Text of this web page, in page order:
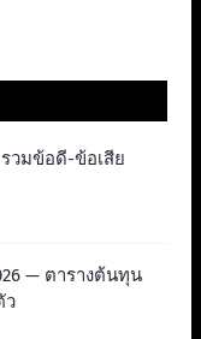
รวมข้อดี-ข้อเสีย
— ตารางต้นทุน
ว